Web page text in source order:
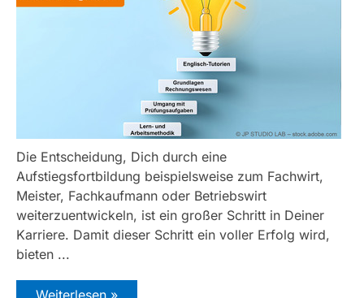
Die Entscheidung, Dich durch eine
Aufstiegsfortbildung beispielsweise zum Fachwirt,
Meister, Fachkaufmann oder Betriebswirt
weiterzuentwickeln, ist ein großer Schritt in Deiner
Karriere. Damit dieser Schritt ein voller Erfolg wird,
bieten ...
Weiterlesen »